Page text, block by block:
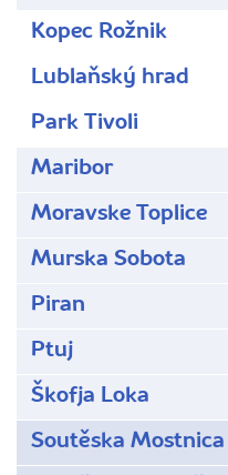
Kopec Rožnik
Lublaňský hrad
Park Tivoli
Maribor
Moravske Toplice
Murska Sobota
Piran
Ptuj
Škofja Loka
Soutěska Mostnica